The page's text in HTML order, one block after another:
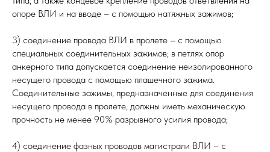
опоре ВЛИ и на вводе – с помощью натяжных зажимов;
3) соединение провода ВЛИ в пролете – с помощью
специальных соединительных зажимов; в петлях опор
анкерного типа допускается соединение неизолированного
несущего провода с помощью плашечного зажима.
Соединительные зажимы, предназначенные для соединения
несущего провода в пролете, должны иметь механическую
прочность не менее 90% разрывного усилия провода;
4) соединение фазных проводов магистрали ВЛИ – с